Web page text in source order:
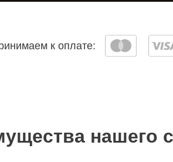
к оплате:
нашего